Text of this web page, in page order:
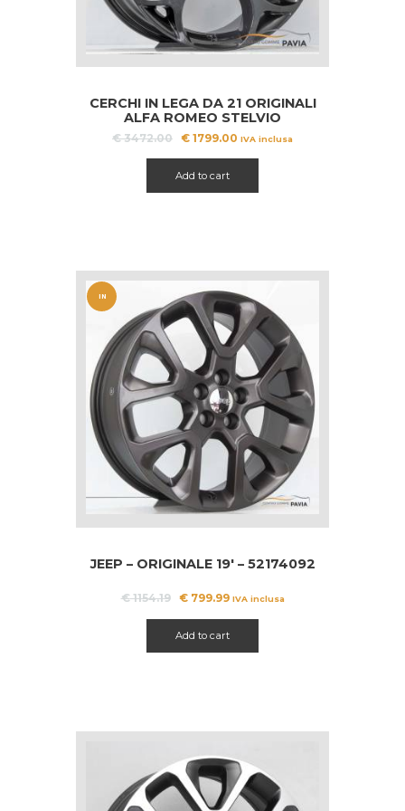
CERCHI IN LEGA DA 21 ORIGINALI
ALFA ROMEO STELVIO
€3472.00 Il
era:
€ 3472.00.
€ 1799.00 Il
€ 1799.00.
IVA inclusa
Add to cart
IN
A!
JEEP – ORIGINALE 19′ – 52174092
€1154.19
Il
era:
€ 1154.19.
€799.99Il
è:
€ 799.99.
IVA inclusa
Add to cart